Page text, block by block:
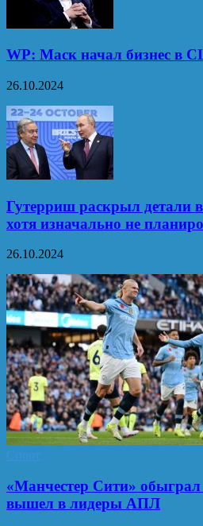
WP: Маск начал бизнес в
26.10.2024
Гутерриш раскрыл детали
хотя изначально не
26.10.2024
Спорт
«Манчестер Сити»
вышел в лидеры АПЛ